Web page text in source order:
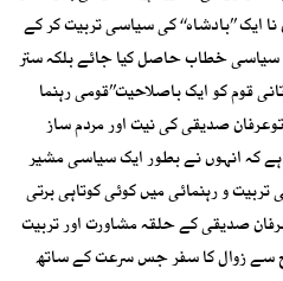
’’بادشاہ‘‘ کی سیاسی تربیت کر کے
سیاسی خطاب حاصل کیا جائے بلکہ ستر
قوم کو ایک باصلاحیت’’قومی رہنما
صدیقی کی نیت اور مردم ساز
کہ انہوں نے بطور ایک سیاسی مشیر
و رہنمائی میں کوئی کوتاہی برتی
صدیقی کے حلقہ مشاورت اور تربیت
سے زوال کا سفر جس سرعت کے ساتھ